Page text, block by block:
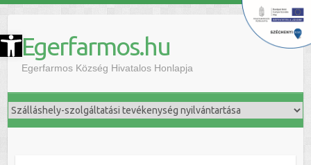
Eszköztár megnyitása Egerfarmos.hu
Egerfarmos Község Hivatalos Honlapja